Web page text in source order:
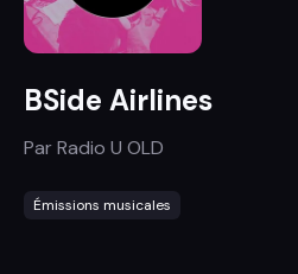
BSide Airlines
ParRadio U OLD
Émissions musicales